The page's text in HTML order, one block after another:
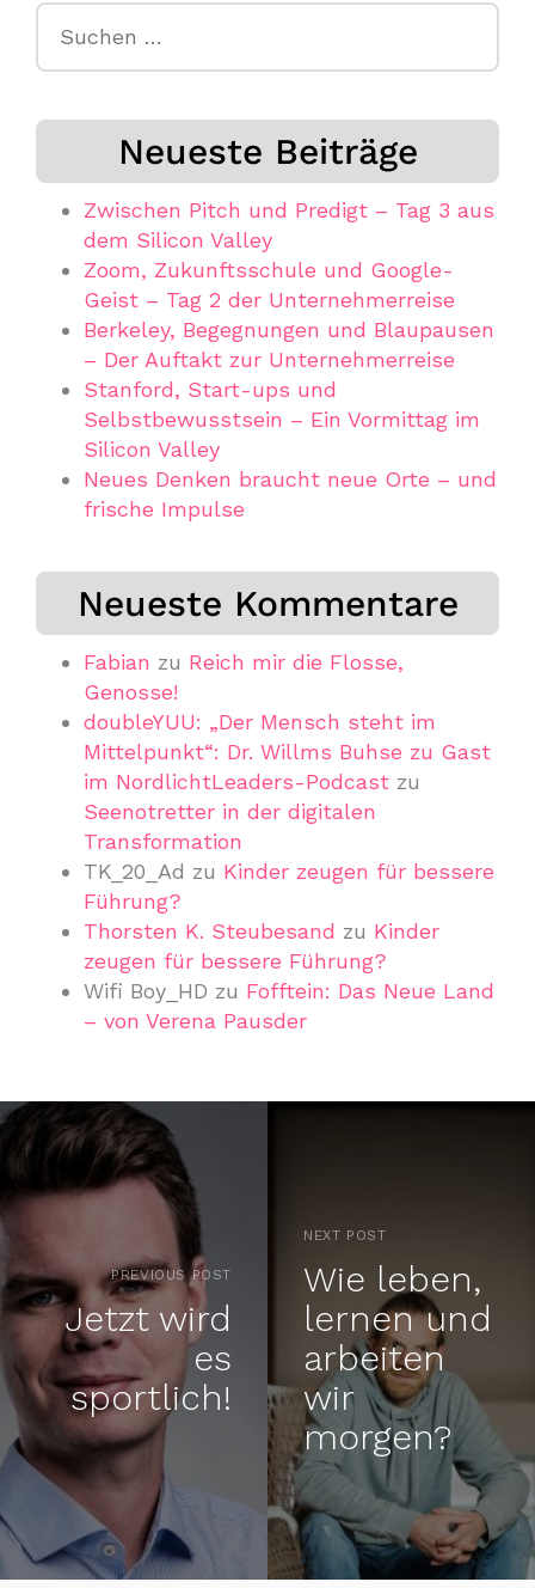
Neueste Beiträge
Zwischen Pitch und Predigt – Tag 3 aus
dem Silicon Valley
Zoom, Zukunftsschule und Google-
Geist – Tag 2 der Unternehmerreise
Berkeley, Begegnungen und Blaupausen
– Der Auftakt zur Unternehmerreise
Stanford, Start-ups und
Selbstbewusstsein – Ein Vormittag im
Silicon Valley
Neues Denken braucht neue Orte – und
frische Impulse
Neueste Kommentare
Fabian zu Reich mir die Flosse,
Genosse!
doubleYUU: „Der Mensch steht im
Mittelpunkt“: Dr. Willms Buhse zu Gast
im NordlichtLeaders-Podcast zu
Seenotretter in der digitalen
Transformation
TK_20_Ad zu Kinder zeugen für bessere
Führung?
Thorsten K. Steubesand zu Kinder
zeugen für bessere Führung?
Wifi Boy_HD zu Fofftein: Das Neue Land
– von Verena Pausder
PREVIOUS POST
Jetzt wird
es
sportlich!
NEXT POST
Wie leben,
lernen und
arbeiten
wir
morgen?